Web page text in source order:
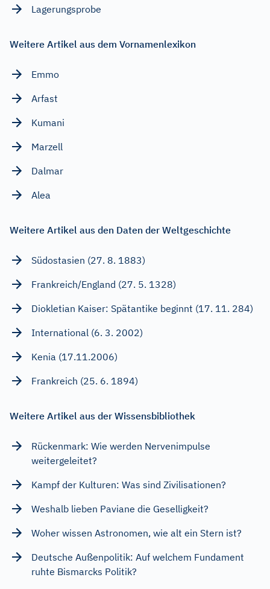
Lagerungsprobe
Weitere Artikel aus dem Vornamenlexikon
Emmo
Arfast
Kumani
Marzell
Dalmar
Alea
Weitere Artikel aus den Daten der Weltgeschichte
Südostasien (27. 8. 1883)
Frankreich/England (27. 5. 1328)
Diokletian Kaiser: Spätantike beginnt (17. 11. 284)
International (6. 3. 2002)
Kenia (17.11.2006)
Frankreich (25. 6. 1894)
Weitere Artikel aus der Wissensbibliothek
Rückenmark: Wie werden Nervenimpulse
weitergeleitet?
Kampf der Kulturen: Was sind Zivilisationen?
Weshalb lieben Paviane die Geselligkeit?
Woher wissen Astronomen, wie alt ein Stern ist?
Deutsche Außenpolitik: Auf welchem Fundament
ruhte Bismarcks Politik?